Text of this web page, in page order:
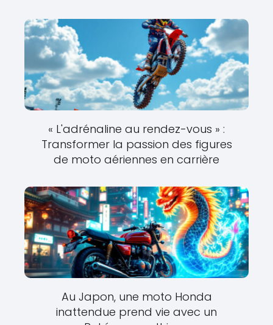
« L'adrénaline au rendez-vous » :
Transformer la passion des figures
de moto aériennes en carrière
Au Japon, une moto Honda
inattendue prend vie avec un